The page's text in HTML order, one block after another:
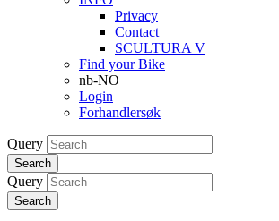
Privacy
Contact
SCULTURA V
Find your Bike
nb-NO
Login
Forhandlersøk
Query
Search
Query
Search